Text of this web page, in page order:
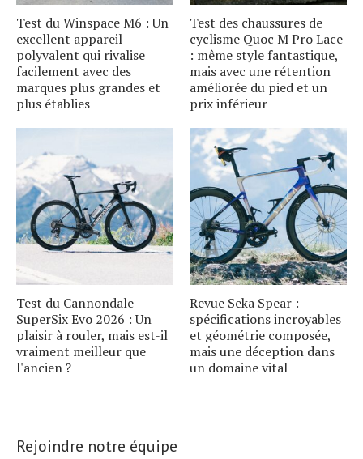
Test du Winspace M6 : Un
excellent appareil
polyvalent qui rivalise
facilement avec des
marques plus grandes et
plus établies
Test des chaussures de
cyclisme Quoc M Pro Lace
: même style fantastique,
mais avec une rétention
améliorée du pied et un
prix inférieur
Test du Cannondale
SuperSix Evo 2026 : Un
plaisir à rouler, mais est-il
vraiment meilleur que
l'ancien ?
Revue Seka Spear :
spécifications incroyables
et géométrie composée,
mais une déception dans
un domaine vital
Rejoindre notre équipe